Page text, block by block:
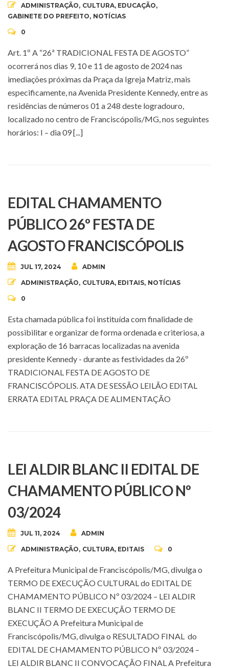
ADMINISTRAÇÃO, CULTURA, EDUCAÇÃO,
GABINETE DO PREFEITO, NOTÍCIAS
0
Art. 1º A “26ª TRADICIONAL FESTA DE AGOSTO”
ocorrerá nos dias 9, 10 e 11 de agosto de 2024 nas
imediações próximas da Praça da Igreja Matriz, mais
especificamente, na Avenida Presidente Kennedy, entre as
residências de números 01 a 248 deste logradouro,
localizado no centro de Franciscópolis/MG, nos seguintes
horários: I – dia 09 [...]
EDITAL CHAMAMENTO
PÚBLICO 26º FESTA DE
AGOSTO FRANCISCÓPOLIS
JUL 17, 2024 ADMIN
ADMINISTRAÇÃO, CULTURA, EDITAIS, NOTÍCIAS
0
Esta chamada pública foi instituída com finalidade de
possibilitar e organizar de forma ordenada e criteriosa, a
exploração de 16 barracas localizadas na avenida
presidente Kennedy - durante as festividades da 26º
TRADICIONAL FESTA DE AGOSTO DE
FRANCISCÓPOLIS. ATA DE SESSÃO LEILÃO EDITAL
ERRATA EDITAL PRAÇA DE ALIMENTAÇÃO
LEI ALDIR BLANC II EDITAL DE
CHAMAMENTO PÚBLICO Nº
03/2024
JUL 11, 2024 ADMIN
ADMINISTRAÇÃO, CULTURA, EDITAIS 0
A Prefeitura Municipal de Franciscópolis/MG, divulga o
TERMO DE EXECUÇÃO CULTURAL do EDITAL DE
CHAMAMENTO PÚBLICO Nº 03/2024 – LEI ALDIR
BLANC II TERMO DE EXECUÇÃO TERMO DE
EXECUÇÃO A Prefeitura Municipal de
Franciscópolis/MG, divulga o RESULTADO FINAL do
EDITAL DE CHAMAMENTO PÚBLICO Nº 03/2024 –
LEI ALDIR BLANC II CONVOCAÇÃO FINAL A Prefeitura